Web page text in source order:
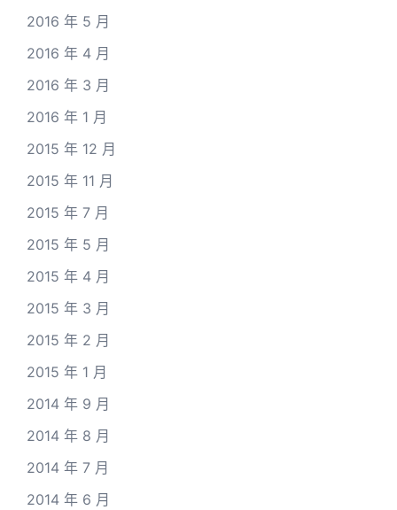
2016 年 5 月
2016 年 4 月
2016 年 3 月
2016 年 1 月
2015 年 12 月
2015 年 11 月
2015 年 7 月
2015 年 5 月
2015 年 4 月
2015 年 3 月
2015 年 2 月
2015 年 1 月
2014 年 9 月
2014 年 8 月
2014 年 7 月
2014 年 6 月